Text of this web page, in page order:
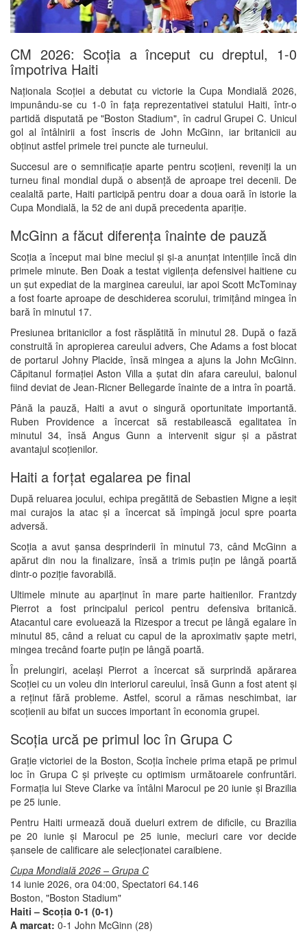
CM 2026: Scoția a început cu dreptul, 1-0
împotriva Haiti
Naționala Scoției a debutat cu victorie la Cupa Mondială 2026,
impunându-se cu 1-0 în fața reprezentativei statului Haiti, într-o
partidă disputată pe "Boston Stadium", în cadrul Grupei C. Unicul
gol al întâlnirii a fost înscris de John McGinn, iar britanicii au
obținut astfel primele trei puncte ale turneului.
Succesul are o semnificație aparte pentru scoțieni, reveniți la un
turneu final mondial după o absență de aproape trei decenii. De
cealaltă parte, Haiti participă pentru doar a doua oară în istorie la
Cupa Mondială, la 52 de ani după precedenta apariție.
McGinn a făcut diferența înainte de pauză
Scoția a început mai bine meciul și și-a anunțat intențiile încă din
primele minute. Ben Doak a testat vigilența defensivei haitiene cu
un șut expediat de la marginea careului, iar apoi Scott McTominay
a fost foarte aproape de deschiderea scorului, trimițând mingea în
bară în minutul 17.
Presiunea britanicilor a fost răsplătită în minutul 28. După o fază
construită în apropierea careului advers, Che Adams a fost blocat
de portarul Johny Placide, însă mingea a ajuns la John McGinn.
Căpitanul formației Aston Villa a șutat din afara careului, balonul
fiind deviat de Jean-Ricner Bellegarde înainte de a intra în poartă.
Până la pauză, Haiti a avut o singură oportunitate importantă.
Ruben Providence a încercat să restabilească egalitatea în
minutul 34, însă Angus Gunn a intervenit sigur și a păstrat
avantajul scoțienilor.
Haiti a forțat egalarea pe final
După reluarea jocului, echipa pregătită de Sebastien Migne a ieșit
mai curajos la atac și a încercat să împingă jocul spre poarta
adversă.
Scoția a avut șansa desprinderii în minutul 73, când McGinn a
apărut din nou la finalizare, însă a trimis puțin pe lângă poartă
dintr-o poziție favorabilă.
Ultimele minute au aparținut în mare parte haitienilor. Frantzdy
Pierrot a fost principalul pericol pentru defensiva britanică.
Atacantul care evoluează la Rizespor a trecut pe lângă egalare în
minutul 85, când a reluat cu capul de la aproximativ șapte metri,
mingea trecând foarte puțin pe lângă poartă.
În prelungiri, același Pierrot a încercat să surprindă apărarea
Scoției cu un voleu din interiorul careului, însă Gunn a fost atent și
a reținut fără probleme. Astfel, scorul a rămas neschimbat, iar
scoțienii au bifat un succes important în economia grupei.
Scoția urcă pe primul loc în Grupa C
Grație victoriei de la Boston, Scoția încheie prima etapă pe primul
loc în Grupa C și privește cu optimism următoarele confruntări.
Formația lui Steve Clarke va întâlni Marocul pe 20 iunie și Brazilia
pe 25 iunie.
Pentru Haiti urmează două dueluri extrem de dificile, cu Brazilia
pe 20 iunie și Marocul pe 25 iunie, meciuri care vor decide
șansele de calificare ale selecționatei caraibiene.
Cupa Mondială 2026 – Grupa C
14 iunie 2026, ora 04:00, Spectatori 64.146
Boston, "Boston Stadium"
Haiti – Scoția 0-1 (0-1)
A marcat: 0-1 John McGinn (28)